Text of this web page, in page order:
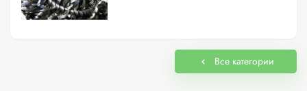
Все категории